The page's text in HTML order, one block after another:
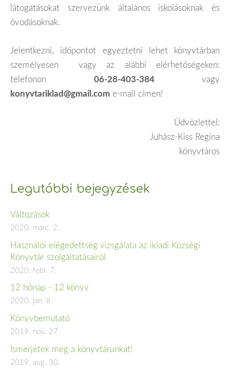
Legutóbbi bejegyzések
Változások
2020. márc. 2.
Használói elégedettség vizsgálata az ikladi Községi
Könyvtár szolgáltatásairól
2020. febr. 7.
12 hónap - 12 könyv
2020. jan. 8.
Könyvbemutató
2019. nov. 27.
Ismerjétek meg a könyvtárunkat!
2019. aug. 30.
látogatásokat szervezünk általános iskolásoknak és
óvodásoknak.
Jelentkezni, időpontot egyeztetni lehet könyvtárban
személyesen vagy az alábbi elérhetőségeken:
telefonon 06-28-403-384vagy
konyvtariklad@gmail.com e-mail címen!
Üdvözlettel:
Juhász-Kiss Regina
könyvtáros